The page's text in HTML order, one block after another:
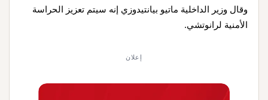
وقال وزير الداخلية ماتيو بيانتيدوزي إنه سيتم تعزيز الحراسة
الأمنية لرانوتشي.
إعلان